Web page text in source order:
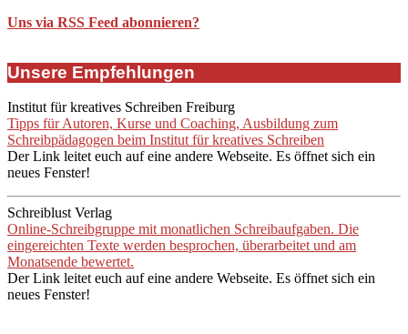
Uns via RSS Feed abonnieren?
Unsere Empfehlungen
Institut für kreatives Schreiben Freiburg
Tipps für Autoren, Kurse und Coaching, Ausbildung zum
Schreibpädagogen beim Institut für kreatives Schreiben
Der Link leitet euch auf eine andere Webseite. Es öffnet sich ein
neues Fenster!
Schreiblust Verlag
Online-Schreibgruppe mit monatlichen Schreibaufgaben. Die
eingereichten Texte werden besprochen, überarbeitet und am
Monatsende bewertet.
Der Link leitet euch auf eine andere Webseite. Es öffnet sich ein
neues Fenster!